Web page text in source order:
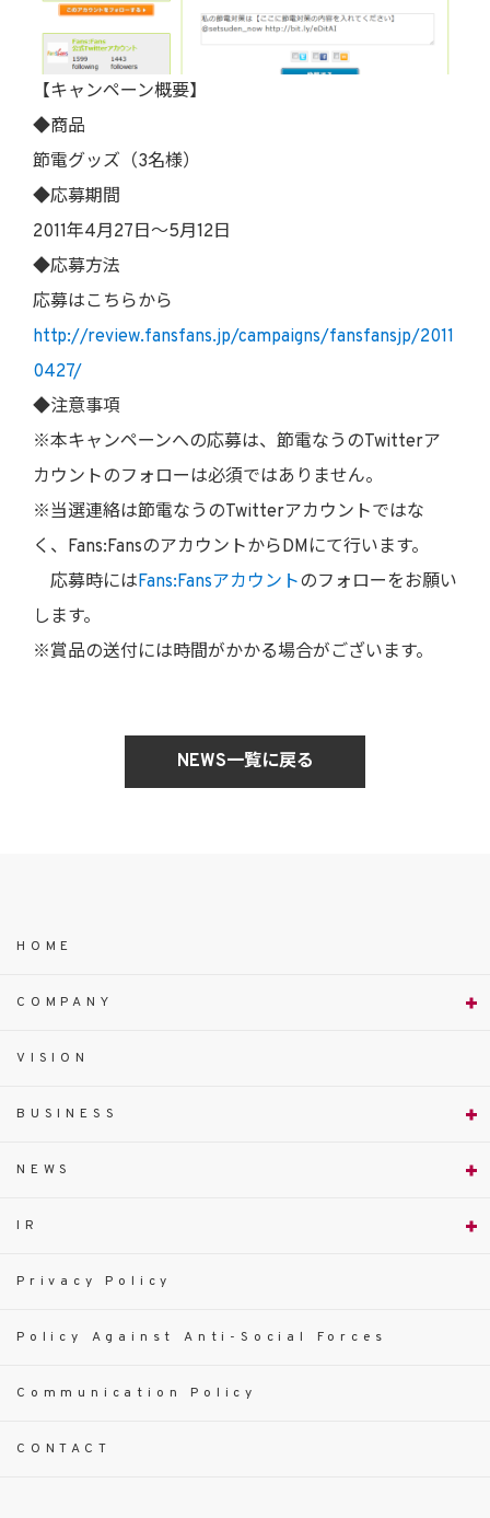
【キャンペーン概要】
◆商品
節電グッズ（3名様）
◆応募期間
2011年4月27日～5月12日
◆応募方法
応募はこちらから
http://review.fansfans.jp/campaigns/fansfansjp/2011
0427/
◆注意事項
※本キャンペーンへの応募は、節電なうのTwitterア
カウントのフォローは必須ではありません。
※当選連絡は節電なうのTwitterアカウントではな
く、Fans:FansのアカウントからDMにて行います。
応募時にはFans:Fansアカウントのフォローをお願い
します。
※賞品の送付には時間がかかる場合がございます。
NEWS一覧に戻る
HOME
COMPANY
VISION
BUSINESS
NEWS
IR
Privacy Policy
Policy Against Anti-Social Forces
Communication Policy
CONTACT